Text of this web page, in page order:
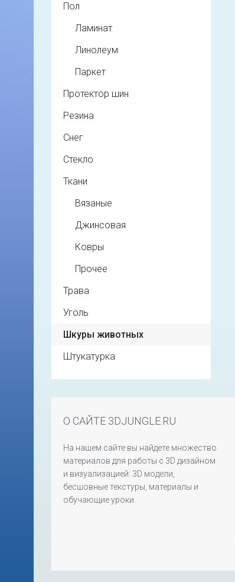
Пол
Ламинат
Линолеум
Паркет
Протектор шин
Резина
Снег
Стекло
Ткани
Вязаные
Джинсовая
Ковры
Прочее
Трава
Уголь
Шкуры животных
Штукатурка
О САЙТЕ 3DJUNGLE.RU
На нашем сайте вы найдете множество
материалов для работы с 3D дизайном
и визуализацией: 3D модели,
бесшовные текстуры, материалы и
обучающие уроки.